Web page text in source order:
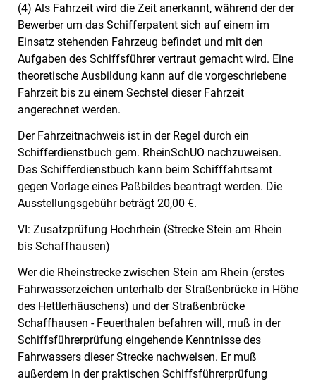
(4) Als Fahrzeit wird die Zeit anerkannt, während der der
Bewerber um das Schifferpatent sich auf einem im
Einsatz stehenden Fahrzeug befindet und mit den
Aufgaben des Schiffsführer vertraut gemacht wird. Eine
theoretische Ausbildung kann auf die vorgeschriebene
Fahrzeit bis zu einem Sechstel dieser Fahrzeit
angerechnet werden.
Der Fahrzeitnachweis ist in der Regel durch ein
Schifferdienstbuch gem. RheinSchUO nachzuweisen.
Das Schifferdienstbuch kann beim Schifffahrtsamt
gegen Vorlage eines Paßbildes beantragt werden. Die
Ausstellungsgebühr beträgt 20,00 €.
VI: Zusatzprüfung Hochrhein (Strecke Stein am Rhein
bis Schaffhausen)
Wer die Rheinstrecke zwischen Stein am Rhein (erstes
Fahrwasserzeichen unterhalb der Straßenbrücke in Höhe
des Hettlerhäuschens) und der Straßenbrücke
Schaffhausen - Feuerthalen befahren will, muß in der
Schiffsführerprüfung eingehende Kenntnisse des
Fahrwassers dieser Strecke nachweisen. Er muß
außerdem in der praktischen Schiffsführerprüfung